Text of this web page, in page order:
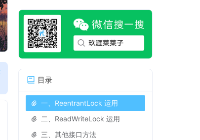
目录
一、ReentrantLock 运用
二、ReadWriteLock 运用
三、其他接口方法